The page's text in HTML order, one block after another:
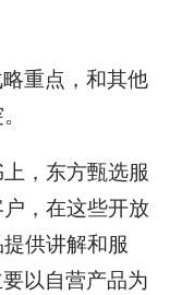
重点，和其他
，东方甄选服
，在这些开放
供讲解和服
以自营产品为